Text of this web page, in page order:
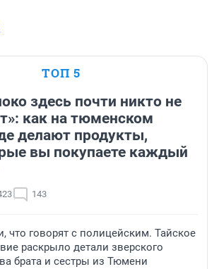
ТОП 5
здесь почти никто не
как на тюменском
делают продукты,
вы покупаете каждый
143
что говорят с полицейским. Тайское
раскрыло детали зверского
брата и сестры из Тюмени